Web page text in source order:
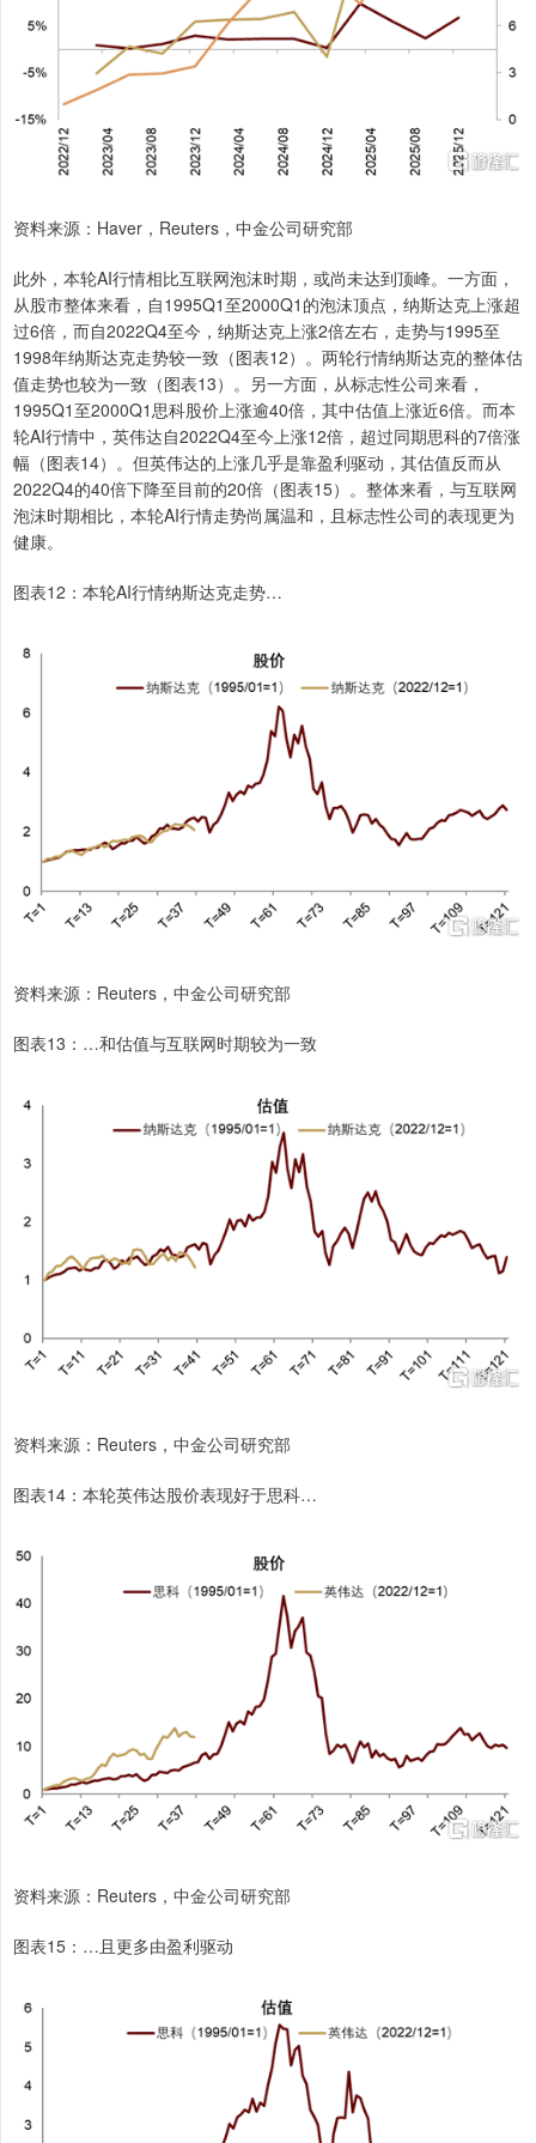
资料来源：Haver，Reuters，中金公司研究部
此外，本轮AI行情相比互联网泡沫时期，或尚未达到顶峰。一方面，
从股市整体来看，自1995Q1至2000Q1的泡沫顶点，纳斯达克上涨超
过6倍，而自2022Q4至今，纳斯达克上涨2倍左右，走势与1995至
1998年纳斯达克走势较一致（图表12）。两轮行情纳斯达克的整体估
值走势也较为一致（图表13）。另一方面，从标志性公司来看，
1995Q1至2000Q1思科股价上涨逾40倍，其中估值上涨近6倍。而本
轮AI行情中，英伟达自2022Q4至今上涨12倍，超过同期思科的7倍涨
幅（图表14）。但英伟达的上涨几乎是靠盈利驱动，其估值反而从
2022Q4的40倍下降至目前的20倍（图表15）。整体来看，与互联网
泡沫时期相比，本轮AI行情走势尚属温和，且标志性公司的表现更为
健康。
图表12：本轮AI行情纳斯达克走势…
资料来源：Reuters，中金公司研究部
图表13：…和估值与互联网时期较为一致
资料来源：Reuters，中金公司研究部
图表14：本轮英伟达股价表现好于思科…
资料来源：Reuters，中金公司研究部
图表15：…且更多由盈利驱动